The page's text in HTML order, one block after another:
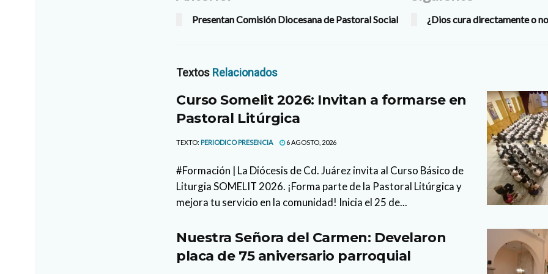
Presentan Comisión Diocesana de Pastoral Social ¿Dios cura directamente o
Textos Relacionados
Curso Somelit 2026: Invitan a formarse en
Pastoral Litúrgica
TEXTO: PERIODICO PRESENCIA 6 AGOSTO, 2026
#Formación | La Diócesis de Cd. Juárez invita al Curso Básico de
Liturgia SOMELIT 2026. ¡Forma parte de la Pastoral Litúrgica y
mejora tu servicio en la comunidad! Inicia el 25 de...
Nuestra Señora del Carmen: Develaron
placa de 75 aniversario parroquial